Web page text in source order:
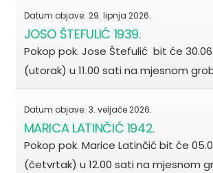
Datum objave: 29. lipnja 2026.
JOSO ŠTEFULIĆ 1939.
Pokop pok. Jose Štefulić bit će
(utorak) u 11.00 sati na mjesnom
Datum objave: 3. veljače 2026.
MARICA LATINČIĆ 1942.
Pokop pok. Marice Latinčić bit će
(četvrtak) u 12.00 sati na mjesnom